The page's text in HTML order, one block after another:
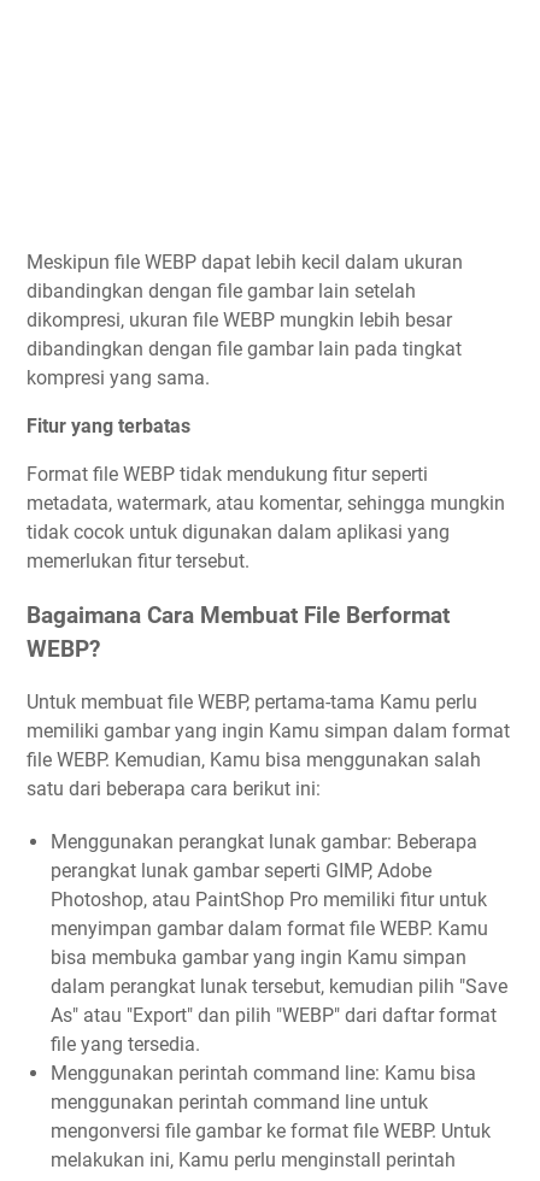
Meskipun file WEBP dapat lebih kecil dalam ukuran
dibandingkan dengan file gambar lain setelah
dikompresi, ukuran file WEBP mungkin lebih besar
dibandingkan dengan file gambar lain pada tingkat
kompresi yang sama.
Fitur yang terbatas
Format file WEBP tidak mendukung fitur seperti
metadata, watermark, atau komentar, sehingga mungkin
tidak cocok untuk digunakan dalam aplikasi yang
memerlukan fitur tersebut.
Bagaimana Cara Membuat File Berformat
WEBP?
Untuk membuat file WEBP, pertama-tama Kamu perlu
memiliki gambar yang ingin Kamu simpan dalam format
file WEBP. Kemudian, Kamu bisa menggunakan salah
satu dari beberapa cara berikut ini:
Menggunakan perangkat lunak gambar: Beberapa
perangkat lunak gambar seperti GIMP, Adobe
Photoshop, atau PaintShop Pro memiliki fitur untuk
menyimpan gambar dalam format file WEBP. Kamu
bisa membuka gambar yang ingin Kamu simpan
dalam perangkat lunak tersebut, kemudian pilih "Save
As" atau "Export" dan pilih "WEBP" dari daftar format
file yang tersedia.
Menggunakan perintah command line: Kamu bisa
menggunakan perintah command line untuk
mengonversi file gambar ke format file WEBP. Untuk
melakukan ini, Kamu perlu menginstall perintah